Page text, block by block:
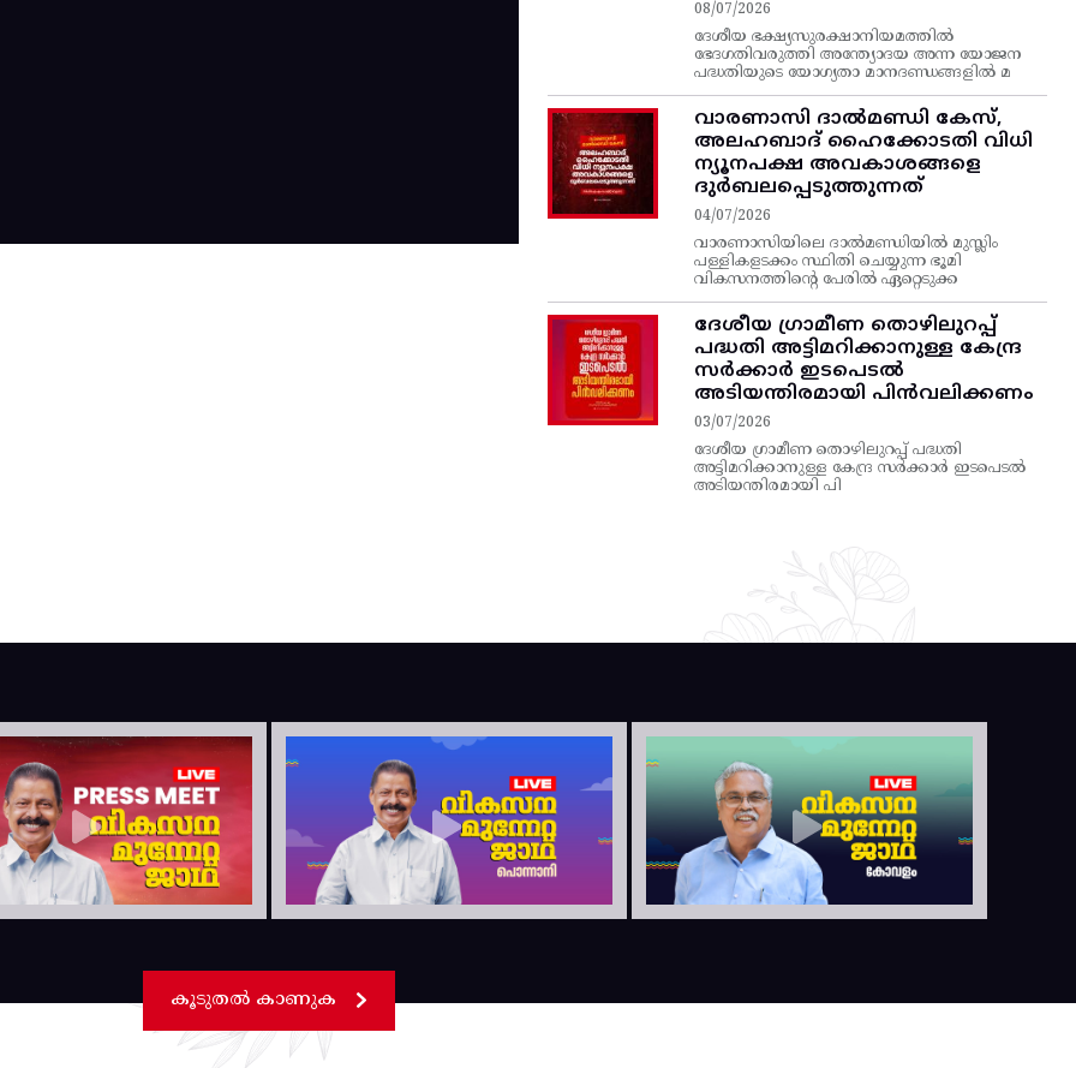
08/07/2026
ദേശീയ ഭക്ഷ്യസുരക്ഷാനിയമത്തിൽ
ഭേദഗതിവരുത്തി അന്ത്യോദയ അന്ന യോജന
പദ്ധതിയുടെ യോഗ്യതാ മാനദണ്ഡങ്ങളിൽ മ
വാരണാസി ദാൽമണ്ഡി കേസ്,
അലഹബാദ് ഹൈക്കോടതി വിധി
ന്യൂനപക്ഷ അവകാശങ്ങളെ
ദുർബലപ്പെടുത്തുന്നത്
04/07/2026
വാരണാസിയിലെ ദാൽമണ്ഡിയിൽ മുസ്ലിം
പള്ളികളടക്കം സ്ഥിതി ചെയ്യുന്ന ഭൂമി
വികസനത്തിന്റെ പേരിൽ ഏറ്റെടുക്ക
ദേശീയ ഗ്രാമീണ തൊഴിലുറപ്പ്‌
പദ്ധതി അട്ടിമറിക്കാനുള്ള കേന്ദ്ര
സര്‍ക്കാര്‍ ഇടപെടല്‍
അടിയന്തിരമായി പിന്‍വലിക്കണം
03/07/2026
ദേശീയ ഗ്രാമീണ തൊഴിലുറപ്പ്‌ പദ്ധതി
അട്ടിമറിക്കാനുള്ള കേന്ദ്ര സര്‍ക്കാര്‍ ഇടപെടല്‍
അടിയന്തിരമായി പി
കൂടുതൽ കാണുക